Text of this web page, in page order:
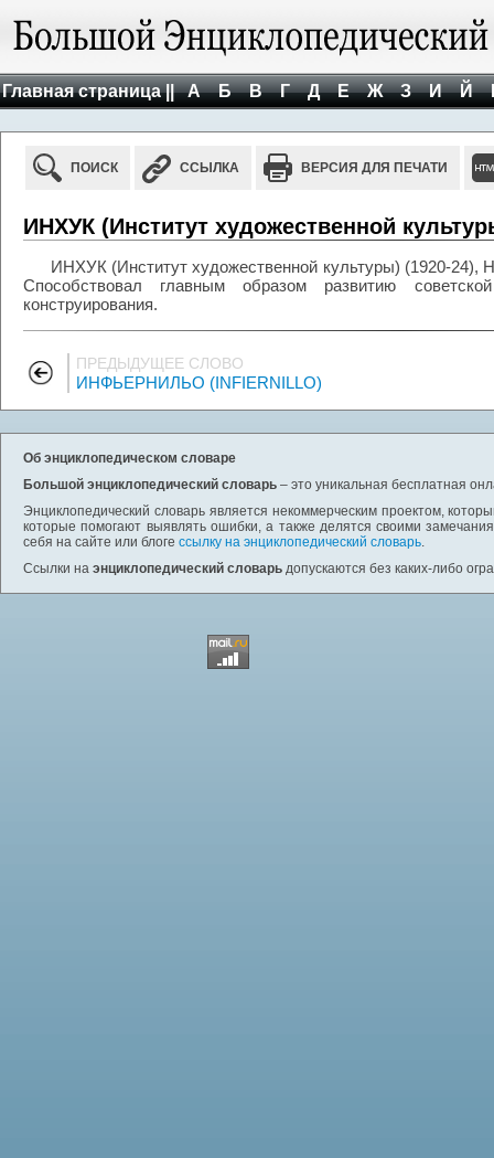
Главная страница || А Б В Г Д Е Ж З И Й
ПОИСК ССЫЛКА ВЕРСИЯ ДЛЯ ПЕЧАТИ
ИНХУК (Институт художественной
ИНХУК (Институт художественной культуры) (1920-24),
Способствовал главным образом развитию
конструирования.
ПРЕДЫДУЩЕЕ СЛОВО
ИНФЬЕРНИЛЬО (INFIERNILLO)
Об энциклопедическом словаре
Большой энциклопедический словарь – это уникальная бесплатная
Энциклопедический словарь является некоммерческим проектом,
которые помогают выявлять ошибки, а также делятся своими
себя на сайте или блоге ссылку на энциклопедический словарь.
Ссылки на энциклопедический словарь допускаются без каких-либо